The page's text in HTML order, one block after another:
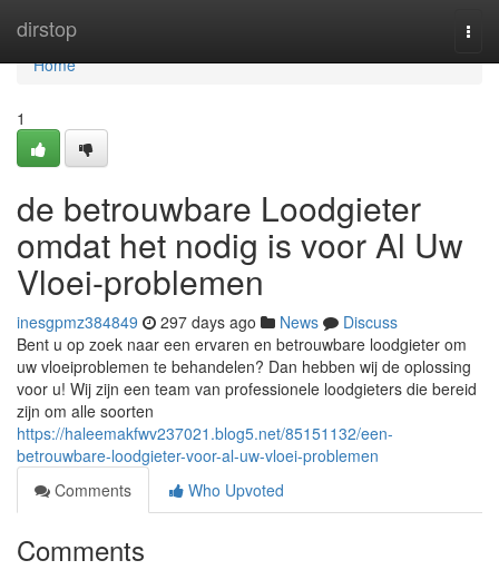
dirstop
Home
Home
1
de betrouwbare Loodgieter
omdat het nodig is voor Al Uw
Vloei-problemen
inesgpmz384849 297 days ago News
Discuss
Bent u op zoek naar een ervaren en betrouwbare loodgieter om
uw vloeiproblemen te behandelen? Dan hebben wij de oplossing
voor u! Wij zijn een team van professionele loodgieters die bereid
zijn om alle soorten
https://haleemakfwv237021.blog5.net/85151132/een-
betrouwbare-loodgieter-voor-al-uw-vloei-problemen
Comments
Who Upvoted
Comments